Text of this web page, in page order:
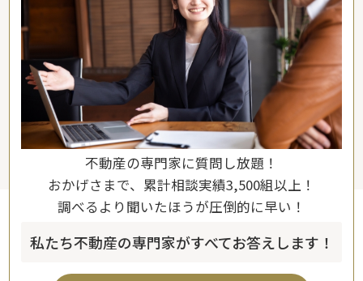
不動産の専門家に質問し放題！
おかげさまで、累計相談実績3,500組以上！
調べるより聞いたほうが圧倒的に早い！
私たち不動産の専門家がすべてお答えします！